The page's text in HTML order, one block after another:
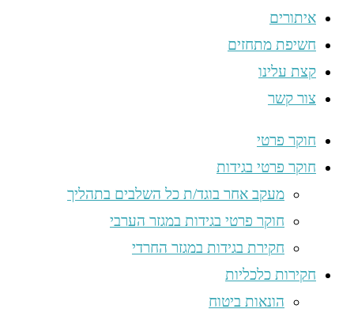
איתורים
חשיפת מתחזים
קצת עלינו
צור קשר
חוקר פרטי
חוקר פרטי בגידות
מעקב אחר בוגד/ת כל השלבים בתהליך
חוקר פרטי בגידות במגזר הערבי
חקירת בגידות במגזר החרדי
חקירות כלכליות
הונאות ביטוח